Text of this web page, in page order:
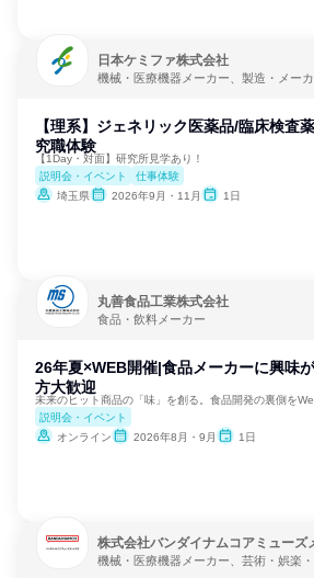
日本ケミファ株式会社
機械・医療機器メーカー、製造・メー
【理系】ジェネリック医薬品/臨床検査
究職体験
【1Day・対面】研究所見学あり！
説明会・イベント
仕事体験
埼玉県
2026年9月・11月 1日
丸善食品工業株式会社
食品・飲料メーカー
26年夏×WEB開催|食品メーカーに興味
方大歓迎
未来のヒット商品の「味」を創る。食品開発の裏側を
説明会・イベント
オンライン
2026年8月・9月 1日
株式会社バンダイナムコアミューズ
機械・医療機器メーカー、芸術・娯楽